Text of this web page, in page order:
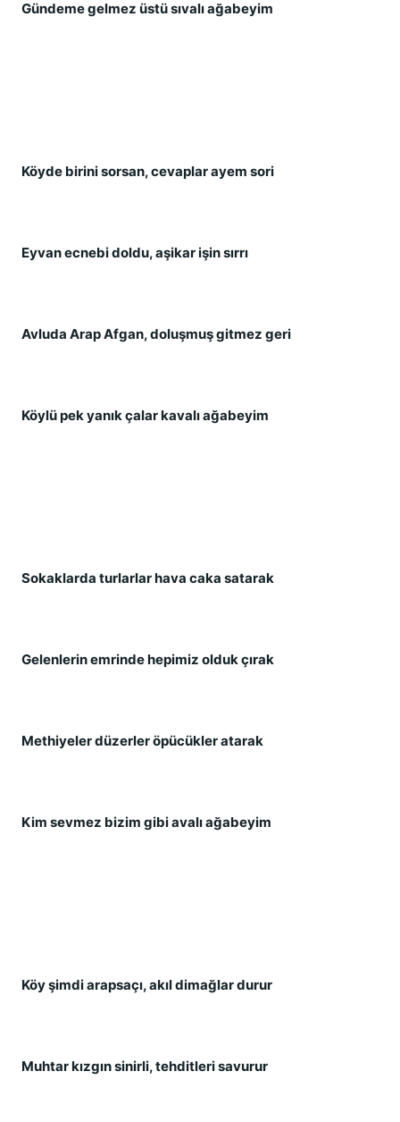
Gündeme gelmez üstü sıvalı ağabeyim
Köyde birini sorsan, cevaplar ayem sori
Eyvan ecnebi doldu, aşikar işin sırrı
Avluda Arap Afgan, doluşmuş gitmez geri
Köylü pek yanık çalar kavalı ağabeyim
Sokaklarda turlarlar hava caka satarak
Gelenlerin emrinde hepimiz olduk çırak
Methiyeler düzerler öpücükler atarak
Kim sevmez bizim gibi avalı ağabeyim
Köy şimdi arapsaçı, akıl dimağlar durur
Muhtar kızgın sinirli, tehditleri savurur